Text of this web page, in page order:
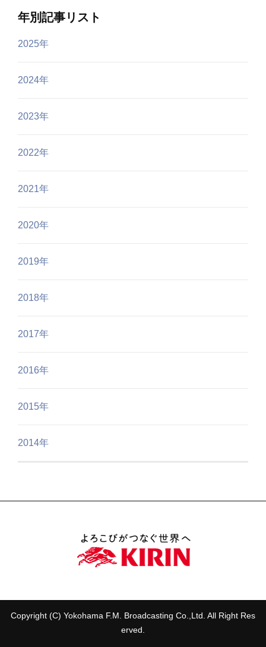
年別記事リスト
2025年
2024年
2023年
2022年
2021年
2020年
2019年
2018年
2017年
2016年
2015年
2014年
Copyright (C) Yokohama F.M. Broadcasting Co.,Ltd. All Right Res
erved.